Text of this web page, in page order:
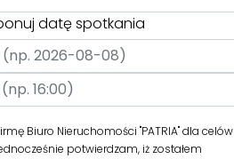
datę spotkania
Biuro Nieruchomości "PATRIA" dla celów
potwierdzam, iż zostałem